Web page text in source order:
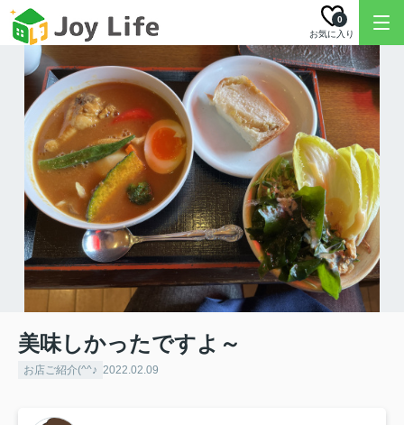
お気に入り
0
美味しかったですよ～
お店ご紹介(^^♪ 2022.02.09